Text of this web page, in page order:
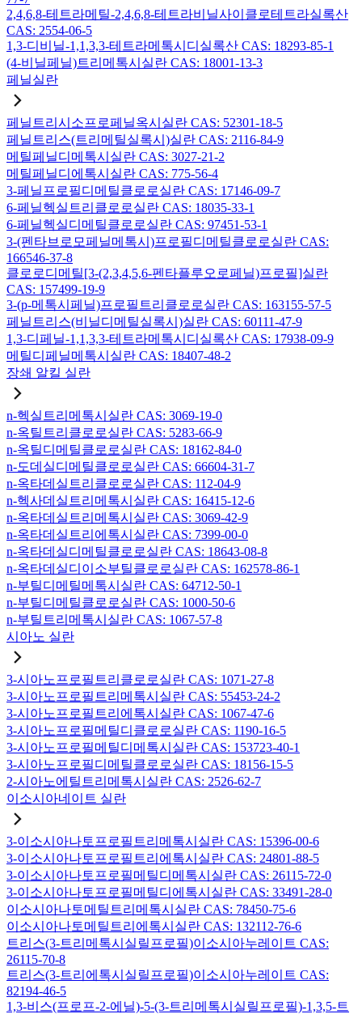
2,4,6,8-테트라메틸-2,4,6,8-테트라비닐사이클로테트라실록산
CAS: 2554-06-5
1,3-디비닐-1,1,3,3-테트라메톡시디실록산 CAS: 18293-85-1
(4-비닐페닐)트리메톡시실란 CAS: 18001-13-3
페닐실란
페닐트리시소프로페닐옥시실란 CAS: 52301-18-5
페닐트리스(트리메틸실록시)실란 CAS: 2116-84-9
메틸페닐디메톡시실란 CAS: 3027-21-2
메틸페닐디에톡시실란 CAS: 775-56-4
3-페닐프로필디메틸클로로실란 CAS: 17146-09-7
6-페닐헥실트리클로로실란 CAS: 18035-33-1
6-페닐헥실디메틸클로로실란 CAS: 97451-53-1
3-(펜타브로모페닐메톡시)프로필디메틸클로로실란 CAS:
166546-37-8
클로로디메틸[3-(2,3,4,5,6-펜타플루오로페닐)프로필]실란
CAS: 157499-19-9
3-(p-메톡시페닐)프로필트리클로로실란 CAS: 163155-57-5
페닐트리스(비닐디메틸실록시)실란 CAS: 60111-47-9
1,3-디페닐-1,1,3,3-테트라메톡시디실록산 CAS: 17938-09-9
메틸디페닐메톡시실란 CAS: 18407-48-2
장쇄 알킬 실란
n-헥실트리메톡시실란 CAS: 3069-19-0
n-옥틸트리클로로실란 CAS: 5283-66-9
n-옥틸디메틸클로로실란 CAS: 18162-84-0
n-도데실디메틸클로로실란 CAS: 66604-31-7
n-옥타데실트리클로로실란 CAS: 112-04-9
n-헥사데실트리메톡시실란 CAS: 16415-12-6
n-옥타데실트리메톡시실란 CAS: 3069-42-9
n-옥타데실트리에톡시실란 CAS: 7399-00-0
n-옥타데실디메틸클로로실란 CAS: 18643-08-8
n-옥타데실디이소부틸클로로실란 CAS: 162578-86-1
n-부틸디메틸메톡시실란 CAS: 64712-50-1
n-부틸디메틸클로로실란 CAS: 1000-50-6
n-부틸트리메톡시실란 CAS: 1067-57-8
시아노 실란
3-시아노프로필트리클로로실란 CAS: 1071-27-8
3-시아노프로필트리메톡시실란 CAS: 55453-24-2
3-시아노프로필트리에톡시실란 CAS: 1067-47-6
3-시아노프로필메틸디클로로실란 CAS: 1190-16-5
3-시아노프로필메틸디메톡시실란 CAS: 153723-40-1
3-시아노프로필디메틸클로로실란 CAS: 18156-15-5
2-시아노에틸트리메톡시실란 CAS: 2526-62-7
이소시아네이트 실란
3-이소시아나토프로필트리메톡시실란 CAS: 15396-00-6
3-이소시아나토프로필트리에톡시실란 CAS: 24801-88-5
3-이소시아나토프로필메틸디메톡시실란 CAS: 26115-72-0
3-이소시아나토프로필메틸디에톡시실란 CAS: 33491-28-0
이소시아나토메틸트리메톡시실란 CAS: 78450-75-6
이소시아나토메틸트리에톡시실란 CAS: 132112-76-6
트리스(3-트리메톡시실릴프로필)이소시아누레이트 CAS:
26115-70-8
트리스(3-트리에톡시실릴프로필)이소시아누레이트 CAS:
82194-46-5
1,3-비스(프로프-2-에닐)-5-(3-트리메톡시실릴프로필)-1,3,5-트